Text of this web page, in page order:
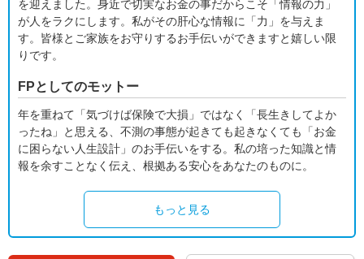
を迎えました。身近で切実なお金の事だからこそ「情報の力」
が人をラクにします。私がその肝心な情報に「力」を与えま
す。皆様とご家族をお守りするお手伝いができますと嬉しい限
りです。
FPとしてのモットー
年を重ねて「気づけば保険で大損」ではなく「長生きしてよか
ったね」と思える、不測の事態が起きても起きなくても「お金
に困らない人生設計」のお手伝いをする。私の培った知識と情
報を余すことなく伝え、根拠ある安心をあなたのものに。
もっと見る